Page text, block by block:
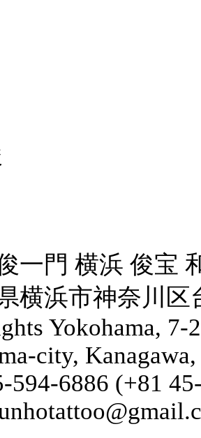
一門 横浜 俊宝
横浜市神奈川区
Yokohama,
city, Kanagawa,
594-6886 (+81